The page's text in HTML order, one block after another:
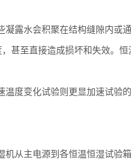
露水会积聚在结构缝隙内或
甚至直接造成损坏和失效。
温度变化试验则更显加速试验
从主电源到各恒温恒湿试验